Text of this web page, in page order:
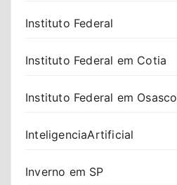
Instituto Federal
Instituto Federal em Cotia
Instituto Federal em Osasco
InteligenciaArtificial
Inverno em SP